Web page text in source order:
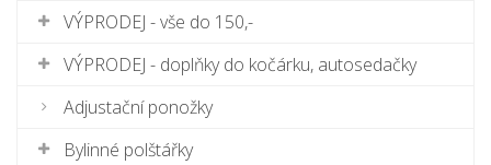
VÝPRODEJ - vše do 150,-
VÝPRODEJ - doplňky do kočárku, autosedačky
Adjustační ponožky
Bylinné polštářky